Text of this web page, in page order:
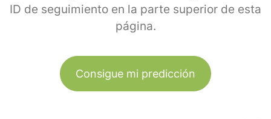
ID de seguimiento en la parte superior de esta
página.
Consigue mi predicción